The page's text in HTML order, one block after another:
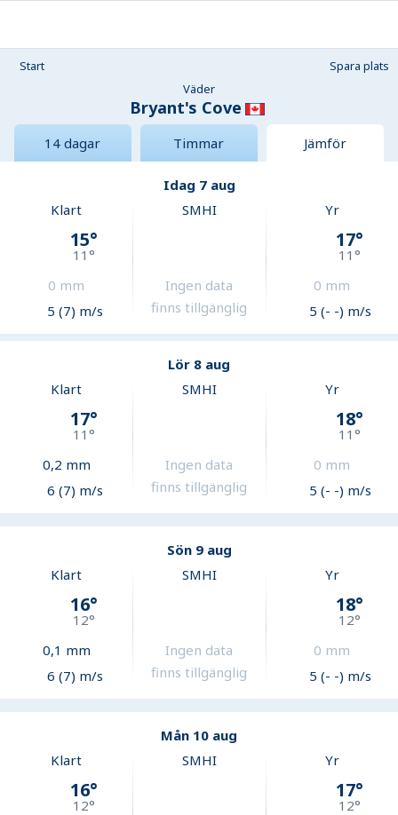
Start
Spara plats
Väder
Bryant's Cove
14 dagar Timmar Jämför
Idag 7 aug
Klart
15°
11°
0 mm
5 (7) m/s
SMHI
Ingen data
finns tillgänglig
Yr
17°
11°
0 mm
5 (- -) m/s
Lör 8 aug
Klart
17°
11°
0,2 mm
6 (7) m/s
SMHI
Ingen data
finns tillgänglig
Yr
18°
11°
0 mm
5 (- -) m/s
Sön 9 aug
Klart
16°
12°
0,1 mm
6 (7) m/s
SMHI
Ingen data
finns tillgänglig
Yr
18°
12°
0 mm
5 (- -) m/s
Mån 10 aug
Klart
16°
12°
SMHI Yr
17°
12°